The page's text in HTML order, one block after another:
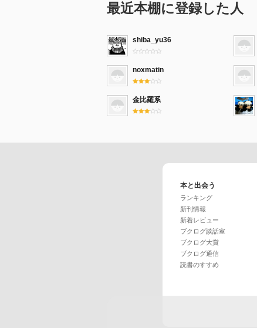
最近本棚に登録した人
shiba_yu36
noxmatin
金比羅系
本と出会う
ランキング
新刊情報
新着レビュー
ブクログ談話室
ブクログ大賞
ブクログ通信
読書のすすめ